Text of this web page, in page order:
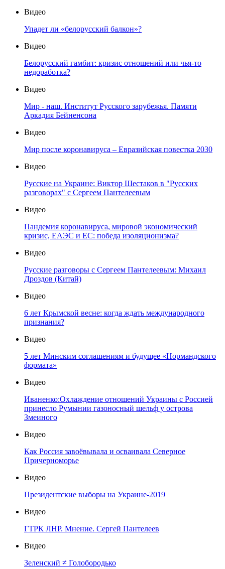
Видео
Упадет ли «белорусский балкон»?
Видео
Белорусский гамбит: кризис отношений или чья-то
недоработка?
Видео
Мир - наш. Институт Русского зарубежья. Памяти
Аркадия Бейненсона
Видео
Мир после коронавируса – Евразийская повестка 2030
Видео
Русские на Украине: Виктор Шестаков в "Русских
разговорах" с Сергеем Пантелеевым
Видео
Пандемия коронавируса, мировой экономический
кризис, ЕАЭС и ЕС: победа изоляционизма?
Видео
Русские разговоры с Сергеем Пантелеевым: Михаил
Дроздов (Китай)
Видео
6 лет Крымской весне: когда ждать международного
признания?
Видео
5 лет Минским соглашениям и будущее «Нормандского
формата»
Видео
Иваненко:Охлаждение отношений Украины с Россией
принесло Румынии газоносный шельф у острова
Змеиного
Видео
Как Россия завоёвывала и осваивала Северное
Причерноморье
Видео
Президентские выборы на Украине-2019
Видео
ГТРК ЛНР. Мнение. Сергей Пантелеев
Видео
Зеленский ≠ Голобородько